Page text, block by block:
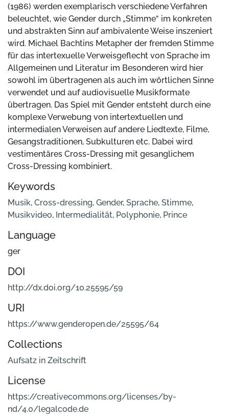
(1986) werden exemplarisch verschiedene Verfahren
beleuchtet, wie Gender durch „Stimme“ im konkreten
und abstrakten Sinn auf ambivalente Weise inszeniert
wird. Michael Bachtins Metapher der fremden Stimme
für das intertexuelle Verweisgeflecht von Sprache im
Allgemeinen und Literatur im Besonderen wird hier
sowohl im übertragenen als auch im wörtlichen Sinne
verwendet und auf audiovisuelle Musikformate
übertragen. Das Spiel mit Gender entsteht durch eine
komplexe Verwebung von intertextuellen und
intermedialen Verweisen auf andere Liedtexte, Filme,
Gesangstraditionen, Subkulturen etc. Dabei wird
vestimentäres Cross-Dressing mit gesanglichem
Cross-Dressing kombiniert.
Keywords
Musik, Cross-dressing, Gender, Sprache, Stimme,
Musikvideo, Intermedialität, Polyphonie, Prince
Language
ger
DOI
http://dx.doi.org/10.25595/59
URI
https://www.genderopen.de/25595/64
Collections
Aufsatz in Zeitschrift
License
https://creativecommons.org/licenses/by-
nd/4.0/legalcode.de